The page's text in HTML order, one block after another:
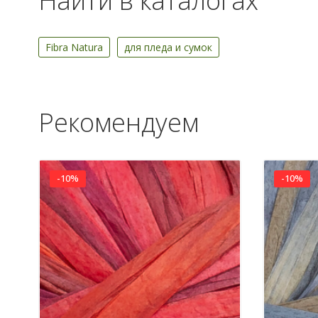
Fibra Natura для пледа и сумок
Рекомендуем
-10% -10%